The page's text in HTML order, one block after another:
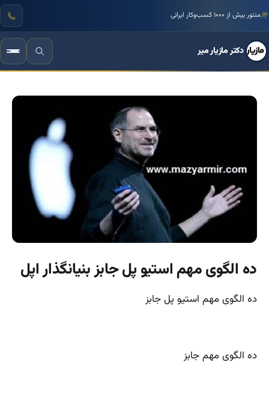
منتور بیش از ۱۰۰۰ کسب‌وکار ایرانی
دکتر مازیار میر
ده الگوی مهم استیو پل جابز بنیانگذار اپل
ده الگوی مهم استیو پل جابز
ده الگوی مهم جابز